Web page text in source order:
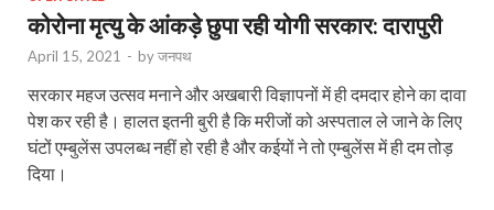
कोरोना मृत्यु के आंकड़े छुपा रही योगी सरकार: दारापुरी
April 15, 2021 - byजनपथ
सरकार महज उत्सव मनाने और अखबारी विज्ञापनों में ही दमदार होने का दावा
पेश कर रही है। हालत इतनी बुरी है कि मरीजों को अस्पताल ले जाने के लिए
घंटों एम्बुलेंस उपलब्ध नहीं हो रही है और कईयों ने तो एम्बुलेंस में ही दम तोड़
दिया।